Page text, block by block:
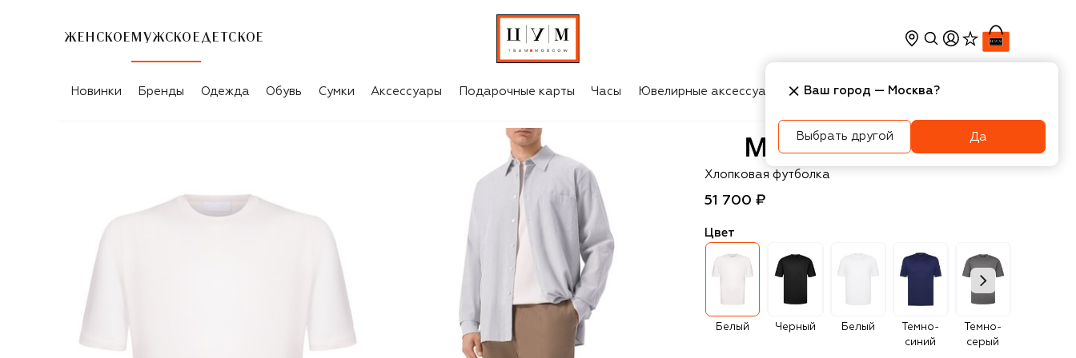
ЖЕНСКОЕ МУЖСКОЕ ДЕТСКОЕ
Новинки Бренды Одежда Обувь Сумки Аксессуары Подарочные карты Часы Ювелирные аксессуары Косметика Интерьер
MVST
Хлопковая футболка
51 700 ₽
Цвет
Белый Черный Белый
Темно-
синий
Темно-
серый
Ваш город — Москва?
Выбрать другой Да